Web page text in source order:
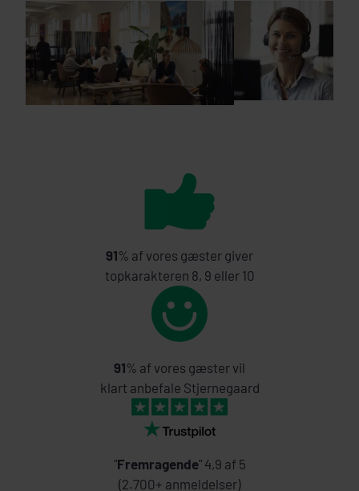
91% af vores gæster giver
topkarakteren 8, 9 eller 10
91% af vores gæster vil
klart anbefale Stjernegaard
"Fremragende" 4,9 af 5
(2.700+ anmeldelser)